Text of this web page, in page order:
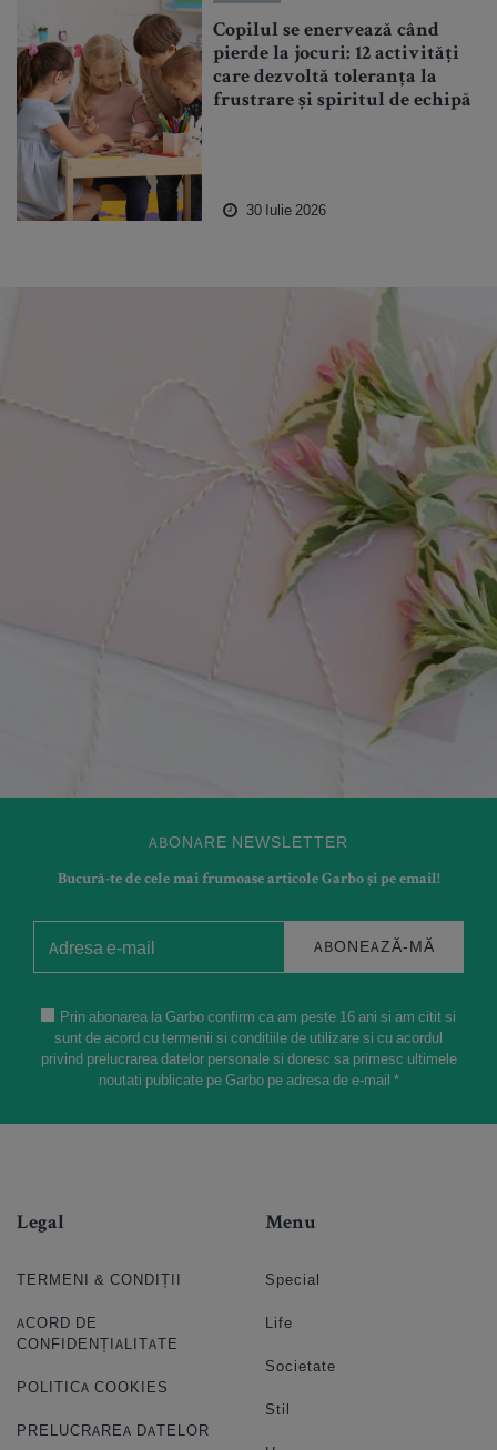
Copilul se enervează când
pierde la jocuri: 12 activități
care dezvoltă toleranța la
frustrare și spiritul de echipă
30 Iulie 2026
ABONARE NEWSLETTER
Bucură-te de cele mai frumoase articole Garbo și pe email!
ABONEAZĂ-MĂ
Prin abonarea la Garbo confirm ca am peste 16 ani si am citit si
sunt de acord cu termenii si conditiile de utilizare si cu acordul
privind prelucrarea datelor personale si doresc sa primesc ultimele
noutati publicate pe Garbo pe adresa de e-mail *
Legal
TERMENI & CONDIȚII
ACORD DE
CONFIDENȚIALITATE
POLITICA COOKIES
PRELUCRAREA DATELOR
Menu
Special
Life
Societate
Stil